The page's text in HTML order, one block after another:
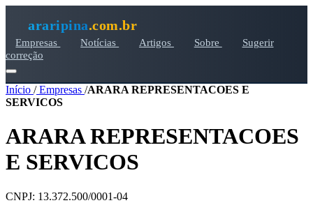
araripina.com.br
Empresas Notícias Artigos Sobre
Sugerir
correção
Início /Empresas /ARARA REPRESENTACOES E
SERVICOS
ARARA REPRESENTACOES
E SERVICOS
CNPJ: 13.372.500/0001-04